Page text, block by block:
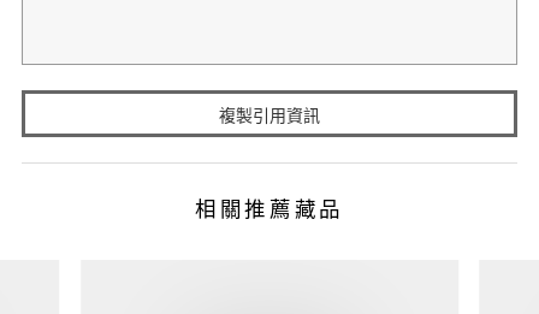
複製引用資訊
相關推薦藏品